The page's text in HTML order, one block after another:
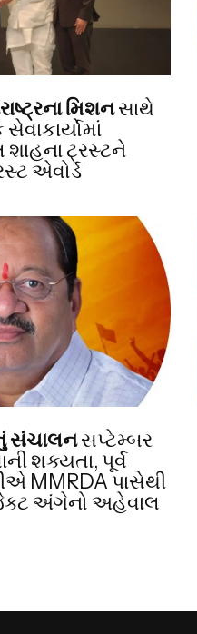
મિશનસાથે
ટ્રસ્ટને
એવોર્ડ
સંચાલનસપ્ટેમ્બર
શક્યતા, પૂર્વ
MMRDA પાસેથી
અંગેનો અહેવાલ